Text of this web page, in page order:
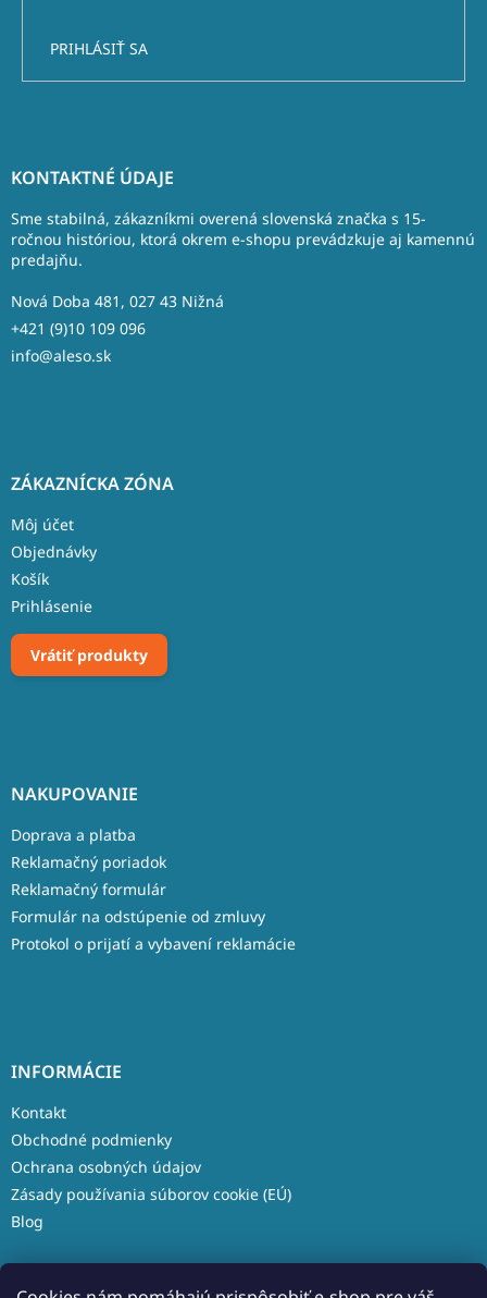
PRIHLÁSIŤ SA
KONTAKTNÉ ÚDAJE
Sme stabilná, zákazníkmi overená slovenská značka s 15-
ročnou históriou, ktorá okrem e-shopu prevádzkuje aj kamennú
predajňu.
Nová Doba 481, 027 43 Nižná
+421 (9)10 109 096
info@aleso.sk
ZÁKAZNÍCKA ZÓNA
Môj účet
Objednávky
Košík
Prihlásenie
Vrátiť produkty
NAKUPOVANIE
Doprava a platba
Reklamačný poriadok
Reklamačný formulár
Formulár na odstúpenie od zmluvy
Protokol o prijatí a vybavení reklamácie
INFORMÁCIE
Kontakt
Obchodné podmienky
Ochrana osobných údajov
Zásady používania súborov cookie (EÚ)
Blog